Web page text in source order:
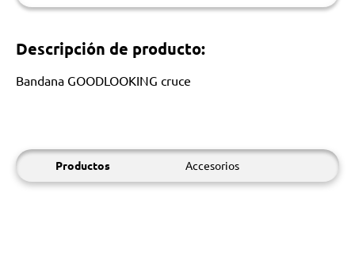
Descripción de producto:
Bandana GOODLOOKING cruce
Productos Accesorios